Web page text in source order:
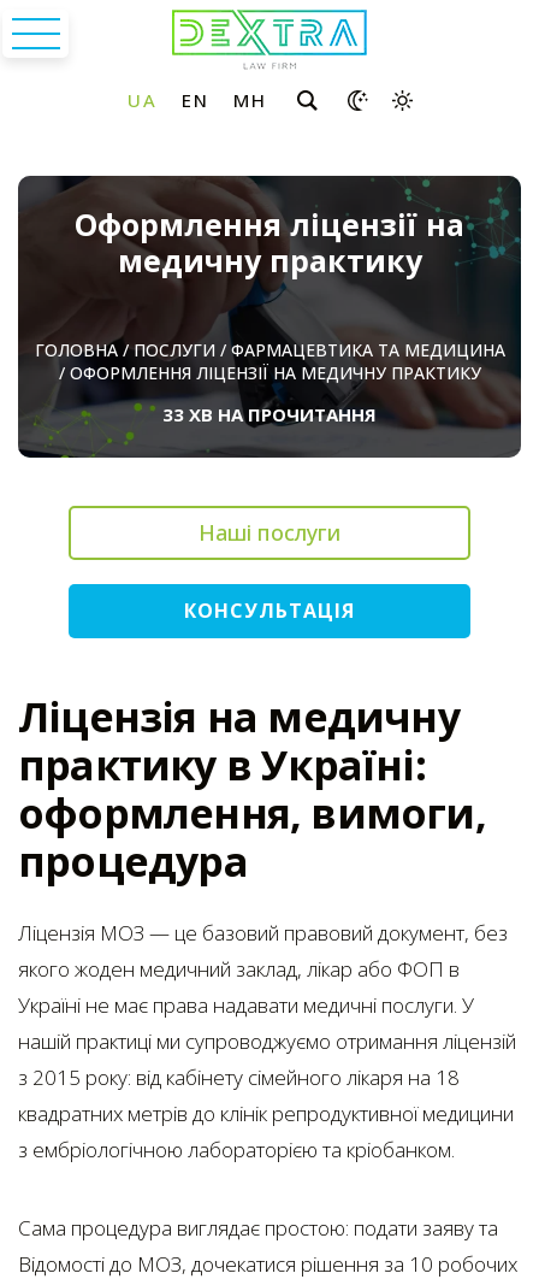
Оформлення ліцензії на
медичну практику
ГОЛОВНА/ПОСЛУГИ / ФАРМАЦЕВТИКА ТА МЕДИЦИНА
/ ОФОРМЛЕННЯ ЛІЦЕНЗІЇ НА МЕДИЧНУ ПРАКТИКУ
33 ХВ НА ПРОЧИТАННЯ
Наші послуги
КОНСУЛЬТАЦІЯ
Ліцензія на медичну
практику в Україні:
оформлення, вимоги,
процедура
Ліцензія МОЗ — це базовий правовий документ, без
якого жоден медичний заклад, лікар або ФОП в
Україні не має права надавати медичні послуги. У
нашій практиці ми супроводжуємо отримання ліцензій
з 2015 року: від кабінету сімейного лікаря на 18
квадратних метрів до клінік репродуктивної медицини
з ембріологічною лабораторією та кріобанком.
Сама процедура виглядає простою: подати заяву та
Відомості до МОЗ, дочекатися рішення за 10 робочих